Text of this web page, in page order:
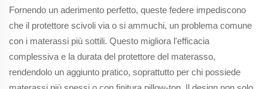
Fornendo un aderimento perfetto, queste federe impediscono
che il protettore scivoli via o si ammuchi, un problema comune
con i materassi più sottili. Questo migliora l'efficacia
complessiva e la durata del protettore del materasso,
rendendolo un aggiunto pratico, soprattutto per chi possiede